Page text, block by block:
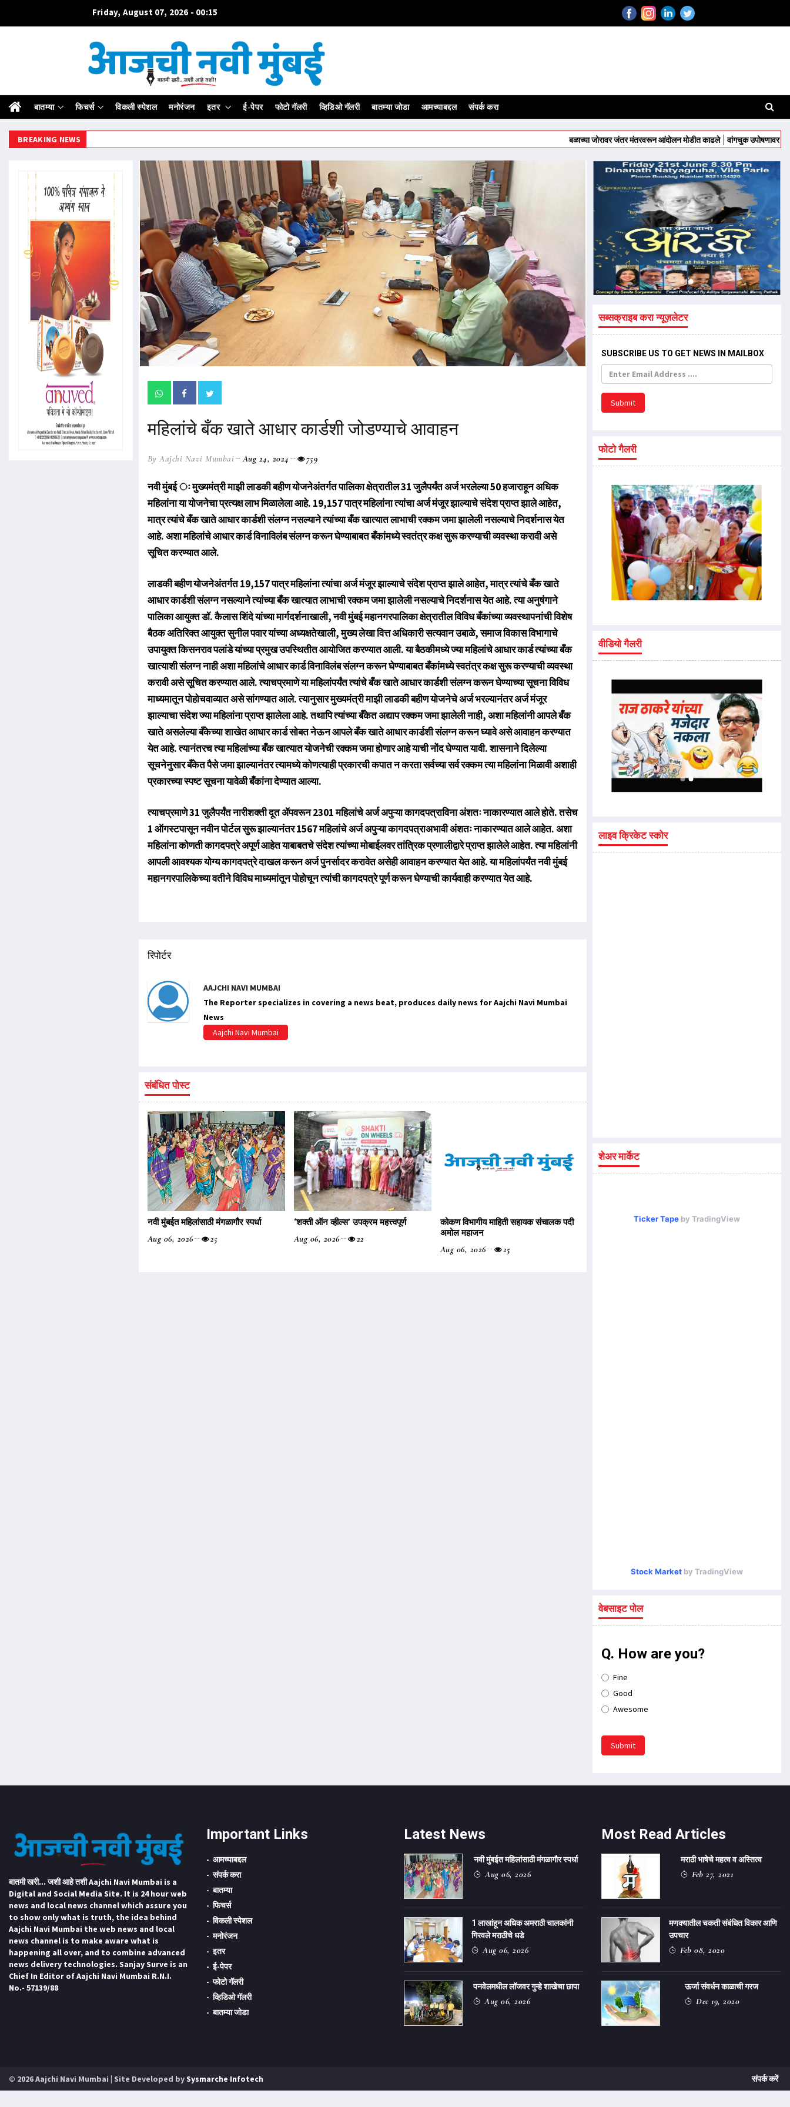
Friday, August 07, 2026 - 00:15
बातम्या फिचर्स विकली स्पेशल मनोरंजन इतर ई-पेपर फोटो गॅलरी व्हिडिओ गॅलरी बातम्या जोडा आमच्याबद्दल संपर्क करा
BREAKING NEWS बळाच्या जोरावर जंतर मंतरवरून आंदोलन मोडीत काढले वांगचुक उपोषणावर ठाम; दिल्लीत
महिलांचे बँक खाते आधार कार्डशी जोडण्याचे आवाहन
By Aajchi Navi Mumbai Aug 24, 2024 759
नवी मुंबई ः मुख्यमंत्री माझी लाडकी बहीण योजनेअंतर्गत पालिका क्षेत्रातील 31 जुलैपर्यंत अर्ज भरलेल्या 50 हजाराहून अधिक
महिलांना या योजनेचा प्रत्यक्ष लाभ मिळालेला आहे. 19,157 पात्र महिलांना त्यांचा अर्ज मंजूर झाल्याचे संदेश प्राप्त झाले आहेत,
मात्र त्यांचे बँक खाते आधार कार्डशी संलग्न नसल्याने त्यांच्या बँक खात्यात लाभाची रक्कम जमा झालेली नसल्याचे निदर्शनास येत
आहे. अशा महिलांचे आधार कार्ड विनाविलंब संलग्न करून घेण्याबाबत बँकांमध्ये स्वतंत्र कक्ष सुरू करण्याची व्यवस्था करावी असे
सूचित करण्यात आले.
लाडकी बहीण योजनेअंतर्गत 19,157 पात्र महिलांना त्यांचा अर्ज मंजूर झाल्याचे संदेश प्राप्त झाले आहेत, मात्र त्यांचे बँक खाते
आधार कार्डशी संलग्न नसल्याने त्यांच्या बँक खात्यात लाभाची रक्कम जमा झालेली नसल्याचे निदर्शनास येत आहे. त्या अनुषंगाने
पालिका आयुक्त डॉ. कैलास शिंदे यांच्या मार्गदर्शनाखाली, नवी मुंबई महानगरपालिका क्षेत्रातील विविध बँकांच्या व्यवस्थापनांची विशेष
बैठक अतिरिक्त आयुक्त सुनील पवार यांच्या अध्यक्षतेखाली, मुख्य लेखा वित्त अधिकारी सत्यवान उबाळे, समाज विकास विभागाचे
उपायुक्त किसनराव पलांडे यांच्या प्रमुख उपस्थितीत आयोजित करण्यात आली. या बैठकीमध्ये ज्या महिलांचे आधार कार्ड त्यांच्या बँक
खात्याशी संलग्न नाही अशा महिलांचे आधार कार्ड विनाविलंब संलग्न करून घेण्याबाबत बँकांमध्ये स्वतंत्र कक्ष सुरू करण्याची व्यवस्था
करावी असे सूचित करण्यात आले. त्याचप्रमाणे या महिलांपर्यंत त्यांचे बँक खाते आधार कार्डशी संलग्न करून घेण्याच्या सूचना विविध
माध्यमातून पोहोचवाव्यात असे सांगण्यात आले. त्यानुसार मुख्यमंत्री माझी लाडकी बहीण योजनेचे अर्ज भरल्यानंतर अर्ज मंजूर
झाल्याचा संदेश ज्या महिलांना प्राप्त झालेला आहे. तथापि त्यांच्या बँकेत अद्याप रक्कम जमा झालेली नाही, अशा महिलांनी आपले बँक
खाते असलेल्या बँकेच्या शाखेत आधार कार्ड सोबत नेऊन आपले बँक खाते आधार कार्डशी संलग्न करून घ्यावे असे आवाहन करण्यात
येत आहे. त्यानंतरच त्या महिलांच्या बँक खात्यात योजनेची रक्कम जमा होणार आहे याची नोंद घेण्यात यावी. शासनाने दिलेल्या
सूचनेनुसार बँकेत पैसे जमा झाल्यानंतर त्यामध्ये कोणत्याही प्रकारची कपात न करता सर्वच्या सर्व रक्कम त्या महिलांना मिळावी अशाही
प्रकारच्या स्पष्ट सूचना यावेळी बँकांना देण्यात आल्या.
त्याचप्रमाणे 31 जुलैपर्यंत नारीशक्ती दूत ॲपवरून 2301 महिलांचे अर्ज अपुऱ्या कागदपत्राविना अंशतः नाकारण्यात आले होते. तसेच
1 ऑगस्टपासून नवीन पोर्टल सुरू झाल्यानंतर 1567 महिलांचे अर्ज अपुऱ्या कागदपत्राअभावी अंशतः नाकारण्यात आले आहेत. अशा
महिलांना कोणती कागदपत्रे अपूर्ण आहेत याबाबतचे संदेश त्यांच्या मोबाईलवर तांत्रिक प्रणालीद्वारे प्राप्त झालेले आहेत. त्या महिलांनी
आपली आवश्यक योग्य कागदपत्रे दाखल करून अर्ज पुनर्सादर करावेत असेही आवाहन करण्यात येत आहे. या महिलांपर्यंत नवी मुंबई
महानगरपालिकेच्या वतीने विविध माध्यमांतून पोहोचून त्यांची कागदपत्रे पूर्ण करून घेण्याची कार्यवाही करण्यात येत आहे.
रिपोर्टर
AAJCHI NAVI MUMBAI
The Reporter specializes in covering a news beat, produces daily news for Aajchi Navi Mumbai
News
Aajchi Navi Mumbai
संबंधित पोस्ट
नवी मुंबईत महिलांसाठी मंगळागौर स्पर्धा
Aug 06, 2026
25
‌‘शक्ती ऑन व्हील्स‌’ उपक्रम महत्त्वपूर्ण
Aug 06, 2026
22
कोकण विभागीय माहिती सहायक संचालक पदी
अमोल महाजन
Aug 06, 2026
25
सब्सक्राइब करा न्यूज़लेटर
SUBSCRIBE US TO GET NEWS IN MAILBOX
Submit
फोटो गैलरी
वीडियो गैलरी
लाइव क्रिकेट स्कोर
शेअर मार्केट
Ticker Tapeby TradingView
Stock Marketby TradingView
वेबसाइट पोल
Q. How are you?
Fine
Good
Awesome
Submit
बातमी खरी... जशी आहे तशी Aajchi Navi Mumbai is a
Digital and Social Media Site. It is 24 hour web
news and local news channel which assure you
to show only what is truth, the idea behind
Aajchi Navi Mumbai the web news and local
news channel is to make aware what is
happening all over, and to combine advanced
news delivery technologies. Sanjay Surve is an
Chief In Editor of Aajchi Navi Mumbai R.N.I.
No.- 57139/88
Important Links
आमच्याबद्दल
संपर्क करा
बातम्या
फिचर्स
विकली स्पेशल
मनोरंजन
इतर
ई-पेपर
फोटो गॅलरी
व्हिडिओ गॅलरी
बातम्या जोडा
Latest News
नवी मुंबईत महिलांसाठी मंगळागौर स्पर्धा
Aug 06, 2026
1 लाखांहून अधिक अमराठी चालकांनी
गिरवले मराठीचे धडे
Aug 06, 2026
पनवेलमधील लॉजवर गुन्हे शाखेचा छापा
Aug 06, 2026
Most Read Articles
मराठी भाषेचे महत्व व अस्तित्व
Feb 27, 2021
मणक्यातील चकती संबंधित विकार आणि
उपचार
Feb 08, 2020
ऊर्जा संवर्धन काळाची गरज
Dec 19, 2020
© 2026 Aajchi Navi Mumbai | Site Developed bySysmarche Infotech संपर्क करें